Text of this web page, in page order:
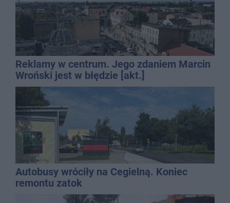
Reklamy w centrum. Jego zdaniem Marcin
Wroński jest w błędzie [akt.]
Autobusy wróciły na Cegielną. Koniec
remontu zatok